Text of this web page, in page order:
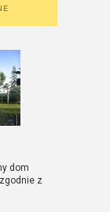
dom
z